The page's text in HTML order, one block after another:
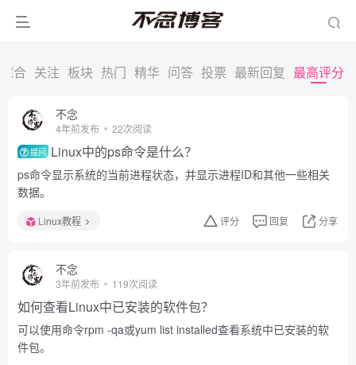
综合 关注 板块 热门 精华 问答 投票 最新回复 最高评分
不念
4年前发布 22次阅读
提问 Linux中的ps命令是什么？
ps命令显示系统的当前进程状态，并显示进程ID和其他一些相关
数据。
Linux教程 评分 回复 分享
不念
3年前发布 119次阅读
如何查看Linux中已安装的软件包？
可以使用命令rpm -qa或yum list installed查看系统中已安装的软
件包。